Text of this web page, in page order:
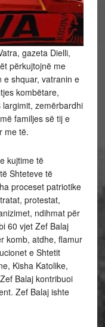
gazeta Dielli,
përkujtojnë me
e shquar, vatranin e
kombëtare,
zemërbardhi
familjes së tij e
me të.
kujtime të
Shteteve të
proceset patriotike
protestat,
ndihmat për
60 vjet Zef Balaj
komb, atdhe, flamur
e Shtetit
Kisha Katolike,
Balaj kontribuoi
Zef Balaj ishte